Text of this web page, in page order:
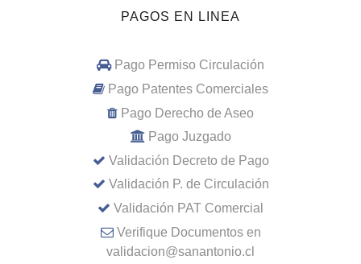
PAGOS EN LINEA
Pago Permiso Circulación
Pago Patentes Comerciales
Pago Derecho de Aseo
Pago Juzgado
Validación Decreto de Pago
Validación P. de Circulación
Validación PAT Comercial
Verifique Documentos en
validacion@sanantonio.cl